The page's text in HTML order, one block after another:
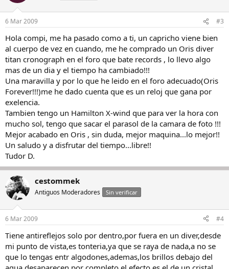
6 Mar 2009 #3
Hola compi, me ha pasado como a ti, un capricho viene bien
al cuerpo de vez en cuando, me he comprado un Oris diver
titan cronograph en el foro que bate records , lo llevo algo
mas de un dia y el tiempo ha cambiado!!!
Una maravilla y por lo que he leido en el foro adecuado(Oris
Forever!!!)me he dado cuenta que es un reloj que gana por
exelencia.
Tambien tengo un Hamilton X-wind que para ver la hora con
mucho sol, tengo que sacar el parasol de la camara de foto !!!
Mejor acabado en Oris , sin duda, mejor maquina...lo mejor!!
Un saludo y a disfrutar del tiempo...libre!!
Tudor D.
cestommek
Antiguos Moderadores Sin verificar
6 Mar 2009 #4
Tiene antireflejos solo por dentro,por fuera en un diver,desde
mi punto de vista,es tonteria,ya que se raya de nada,a no se
que lo tengas entr algodones,ademas,los brillos debajo del